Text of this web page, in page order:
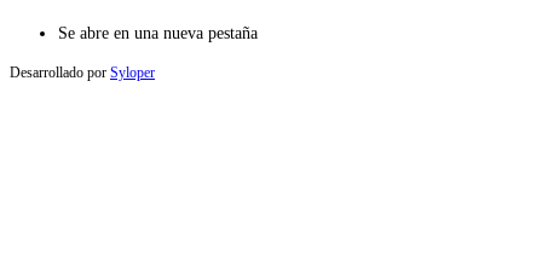
Se abre en una nueva pestaña
Desarrollado por Syloper